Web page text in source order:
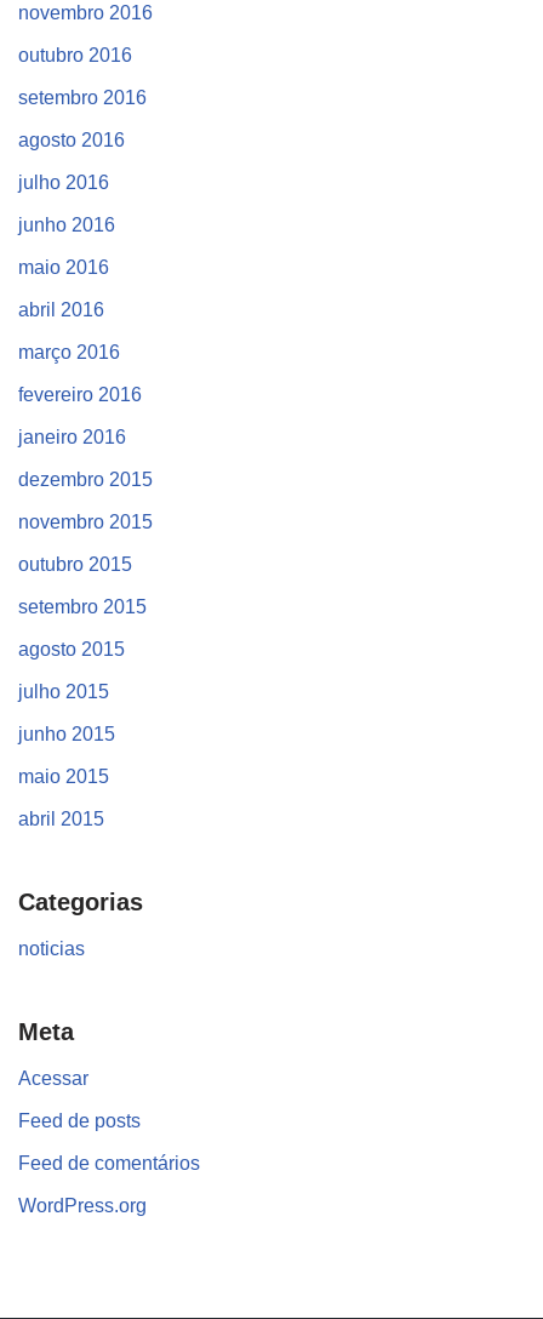
novembro 2016
outubro 2016
setembro 2016
agosto 2016
julho 2016
junho 2016
maio 2016
abril 2016
março 2016
fevereiro 2016
janeiro 2016
dezembro 2015
novembro 2015
outubro 2015
setembro 2015
agosto 2015
julho 2015
junho 2015
maio 2015
abril 2015
Categorias
noticias
Meta
Acessar
Feed de posts
Feed de comentários
WordPress.org